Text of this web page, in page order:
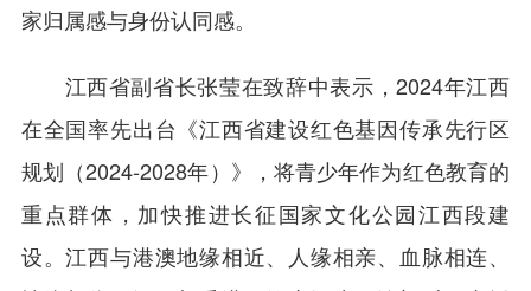
家归属感与身份认同感。
江西省副省长张莹在致辞中表示，2024年江西
在全国率先出台《江西省建设红色基因传承先行区
规划（2024-2028年）》，将青少年作为红色教育的
重点群体，加快推进长征国家文化公园江西段建
设。江西与港澳地缘相近、人缘相亲、血脉相连、